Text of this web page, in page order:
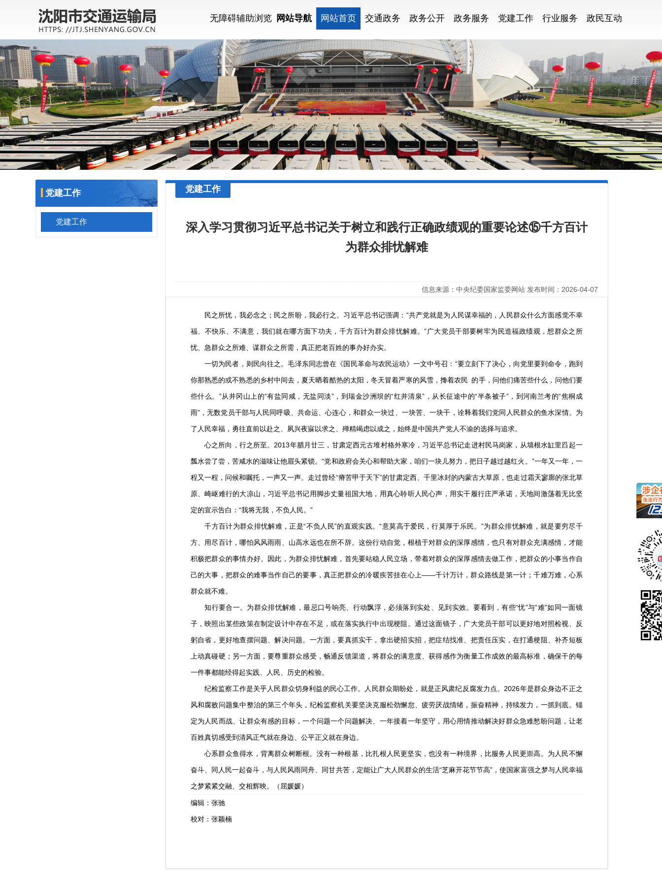
无障碍辅助浏览 网站导航 网站首页 交通政务 政务公开 政务服务 党建工作 行业服务 政民互动
党建工作
党建工作
党建工作
深入学习贯彻习近平总书记关于树立和践行正确政绩观的重要论述⑮千方百计
为群众排忧解难
信息来源：中央纪委国家监委网站 发布时间：2026-04-07
民之所忧，我必念之；民之所盼，我必行之。习近平总书记强调：“共产党就是为人民谋幸福的，人民群众什么方面感觉不幸
福、不快乐、不满意，我们就在哪方面下功夫，千方百计为群众排忧解难。”广大党员干部要树牢为民造福政绩观，想群众之所
忧、急群众之所难、谋群众之所需，真正把老百姓的事办好办实。
一切为民者，则民向往之。毛泽东同志曾在《国民革命与农民运动》一文中号召：“要立刻下了决心，向党里要到命令，跑到
你那熟悉的或不熟悉的乡村中间去，夏天晒着酷热的太阳，冬天冒着严寒的风雪，搀着农民 的手，问他们痛苦些什么，问他们要
些什么。”从井冈山上的“有盐同咸，无盐同淡”，到瑞金沙洲坝的“红井清泉”，从长征途中的“半条被子”，到河南兰考的“焦桐成
雨”，无数党员干部与人民同呼吸、共命运、心连心，和群众一块过、一块苦、一块干，诠释着我们党同人民群众的鱼水深情。为
了人民幸福，勇往直前以赴之、夙兴夜寐以求之、殚精竭虑以成之，始终是中国共产党人不渝的选择与追求。
心之所向，行之所至。2013年腊月廿三，甘肃定西元古堆村格外寒冷，习近平总书记走进村民马岗家，从墙根水缸里舀起一
瓢水尝了尝，苦咸水的滋味让他眉头紧锁。“党和政府会关心和帮助大家，咱们一块儿努力，把日子越过越红火。”一年又一年，一
程又一程，问候和嘱托，一声又一声。走过曾经“瘠苦甲于天下”的甘肃定西、千里冰封的内蒙古大草原，也走过霜天寥廓的张北草
原、崎岖难行的大凉山，习近平总书记用脚步丈量祖国大地，用真心聆听人民心声，用实干履行庄严承诺，天地间激荡着无比坚
定的宣示告白：“我将无我，不负人民。”
千方百计为群众排忧解难，正是“不负人民”的直观实践。“意莫高于爱民，行莫厚于乐民。”为群众排忧解难，就是要穷尽千
方、用尽百计，哪怕风风雨雨、山高水远也在所不辞。这份行动自觉，根植于对群众的深厚感情，也只有对群众充满感情，才能
积极把群众的事情办好。因此，为群众排忧解难，首先要站稳人民立场，带着对群众的深厚感情去做工作，把群众的小事当作自
己的大事，把群众的难事当作自己的要事，真正把群众的冷暖疾苦挂在心上——千计万计，群众路线是第一计；千难万难，心系
群众就不难。
知行要合一。为群众排忧解难，最忌口号响亮、行动飘浮，必须落到实处、见到实效。要看到，有些“忧”与“难”如同一面镜
子，映照出某些政策在制定设计中存在不足，或在落实执行中出现梗阻。通过这面镜子，广大党员干部可以更好地对照检视、反
躬自省，更好地查摆问题、解决问题。一方面，要真抓实干，拿出硬招实招，把症结找准、把责任压实，在打通梗阻、补齐短板
上动真碰硬；另一方面，要尊重群众感受，畅通反馈渠道，将群众的满意度、获得感作为衡量工作成效的最高标准，确保干的每
一件事都能经得起实践、人民、历史的检验。
纪检监察工作是关乎人民群众切身利益的民心工作。人民群众期盼处，就是正风肃纪反腐发力点。2026年是群众身边不正之
风和腐败问题集中整治的第三个年头，纪检监察机关要坚决克服松劲懈怠、疲劳厌战情绪，振奋精神，持续发力，一抓到底。锚
定为人民而战、让群众有感的目标，一个问题一个问题解决、一年接着一年坚守，用心用情推动解决好群众急难愁盼问题，让老
百姓真切感受到清风正气就在身边、公平正义就在身边。
心系群众鱼得水，背离群众树断根。没有一种根基，比扎根人民更坚实，也没有一种境界，比服务人民更崇高。为人民不懈
奋斗、同人民一起奋斗，与人民风雨同舟、同甘共苦，定能让广大人民群众的生活“芝麻开花节节高”，使国家富强之梦与人民幸福
之梦紧紧交融、交相辉映。（屈媛媛）
编辑：张驰
校对：张颖楠